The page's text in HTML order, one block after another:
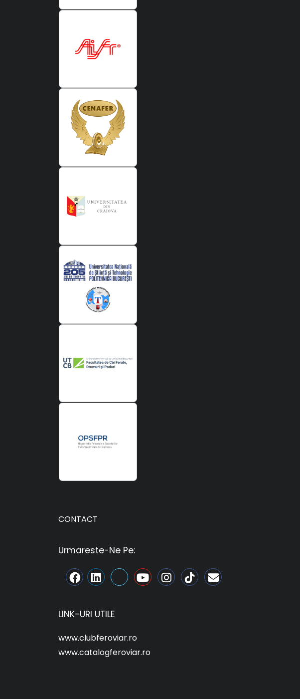
CONTACT
Urmareste-Ne Pe:
LINK-URI UTILE
www.clubferoviar.ro
www.catalogferoviar.ro